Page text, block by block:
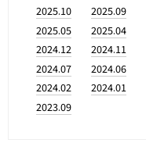
2025.10
2025.09
2025.05
2025.04
2024.12
2024.11
2024.07
2024.06
2024.02
2024.01
2023.09